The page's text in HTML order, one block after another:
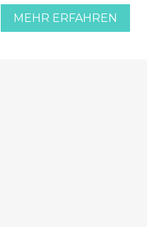
MEHR ERFAHREN